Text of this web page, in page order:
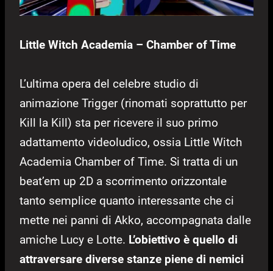
Little Witch Academia – Chamber of Time
L’ultima opera del celebre studio di
animazione Trigger (rinomati soprattutto per
Kill la Kill) sta per ricevere il suo primo
adattamento videoludico, ossia Little Witch
Academia Chamber of Time. Si tratta di un
beat’em up 2D a scorrimento orizzontale
tanto semplice quanto interessante che ci
mette nei panni di Akko, accompagnata dalle
amiche Lucy e Lotte. L’obiettivo è quello di
attraversare diverse stanze piene di nemici